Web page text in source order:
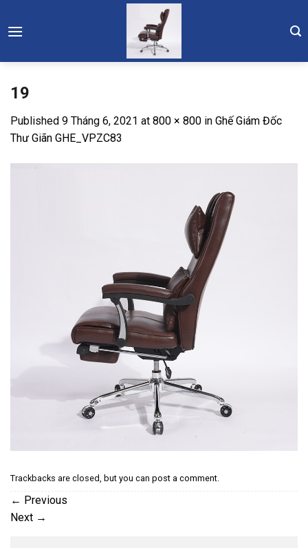
to
19
Published 9 Tháng 6, 2021 at 800 × 800 in Ghế Giám Đốc
Thư Giãn GHE_VPZC83
Trackbacks are closed, but you can post a comment.
← Previous
Next →